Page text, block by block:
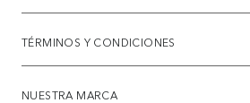
TÉRMINOS Y CONDICIONES
NUESTRA MARCA